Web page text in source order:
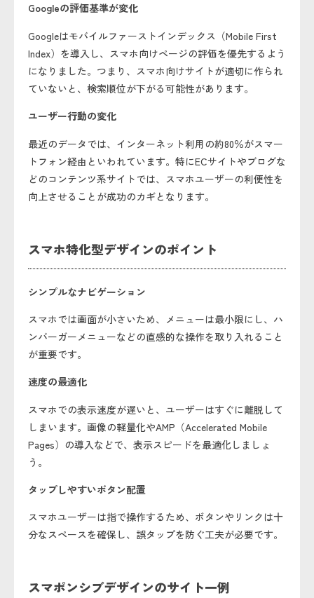
Googleの評価基準が変化
Googleはモバイルファーストインデックス（Mobile First
Index）を導入し、スマホ向けページの評価を優先するよう
になりました。つまり、スマホ向けサイトが適切に作られ
ていないと、検索順位が下がる可能性があります。
ユーザー行動の変化
最近のデータでは、インターネット利用の約80％がスマー
トフォン経由といわれています。特にECサイトやブログな
どのコンテンツ系サイトでは、スマホユーザーの利便性を
向上させることが成功のカギとなります。
スマホ特化型デザインのポイント
シンプルなナビゲーション
スマホでは画面が小さいため、メニューは最小限にし、ハ
ンバーガーメニューなどの直感的な操作を取り入れること
が重要です。
速度の最適化
スマホでの表示速度が遅いと、ユーザーはすぐに離脱して
しまいます。画像の軽量化やAMP（Accelerated Mobile
Pages）の導入などで、表示スピードを最適化しましょ
う。
タップしやすいボタン配置
スマホユーザーは指で操作するため、ボタンやリンクは十
分なスペースを確保し、誤タップを防ぐ工夫が必要です。
スマポンシブデザインのサイト一例